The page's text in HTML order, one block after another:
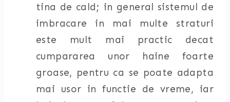
tina de cald; in general sistemul de
imbracare in mai multe straturi
este mult mai practic decat
cumpararea unor haine foarte
groase, pentru ca se poate adapta
mai usor in functie de vreme, iar